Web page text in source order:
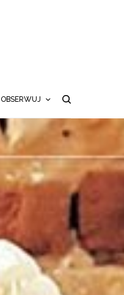
OBSERWUJ